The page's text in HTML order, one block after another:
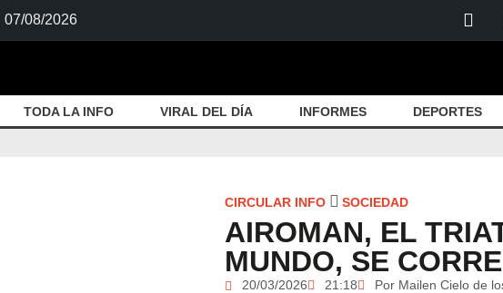
07/08/2026
TODA LA INFO VIRAL DEL DÍA INFORMES DEPORTES
CIRCULAR INFO SOCIEDAD
AIROMAN, EL
MUNDO, SE
20/03/2026 21:18 Por Mailen Cielo de